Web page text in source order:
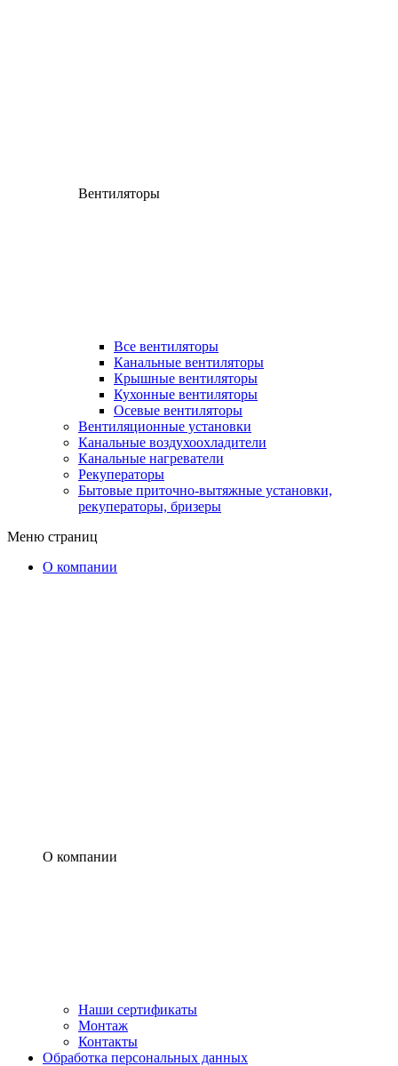
Вентиляторы
Все вентиляторы
Канальные вентиляторы
Крышные вентиляторы
Кухонные вентиляторы
Осевые вентиляторы
Вентиляционные установки
Канальные воздухоохладители
Канальные нагреватели
Рекуператоры
Бытовые приточно-вытяжные установки,
рекуператоры, бризеры
Меню страниц
О компании
О компании
Наши сертификаты
Монтаж
Контакты
Обработка персональных данных